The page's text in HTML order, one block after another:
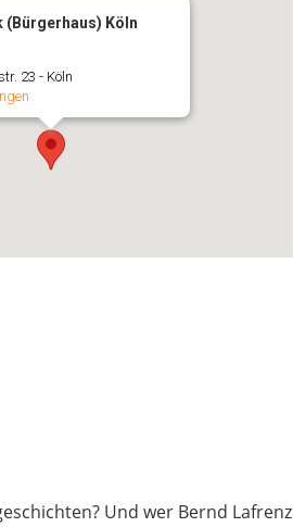
(Bürgerhaus) Köln
23 - Köln
Und wer Bernd Lafrenz